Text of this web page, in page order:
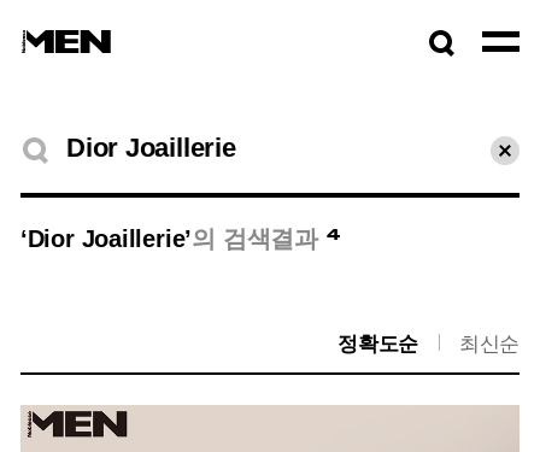
검색결과
초기
‘Dior Joaillerie’의 검색결과 4
정확도순 최신순